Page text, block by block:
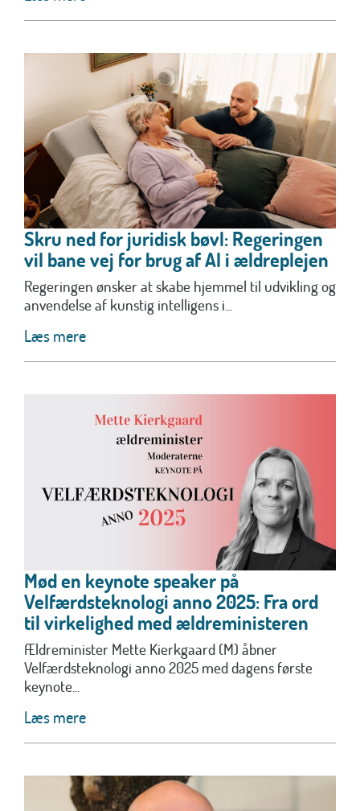
Skru ned for juridisk bøvl: Regeringen
vil bane vej for brug af AI i ældreplejen
Regeringen ønsker at skabe hjemmel til udvikling og
anvendelse af kunstig intelligens i...
Læs mere
Mød en keynote speaker på
Velfærdsteknologi anno 2025: Fra ord
til virkelighed med ældreministeren
Ældreminister Mette Kierkgaard (M) åbner
Velfærdsteknologi anno 2025 med dagens første
keynote...
Læs mere